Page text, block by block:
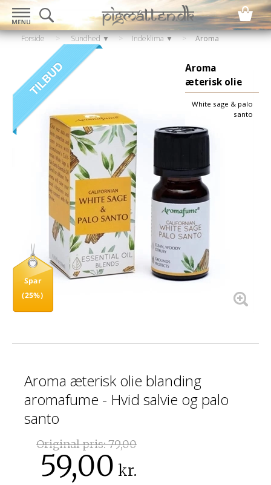
Forside > Sundhed ▼ > Indeklima ▼ >
Aroma
Aroma
æterisk olie
White sage & palo
santo
Spar
(25%)
Aroma æterisk olie blanding
aromafume - Hvid salvie og palo
santo
Original pris:79,00
59,00 kr.